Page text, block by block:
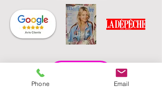
Phone Email